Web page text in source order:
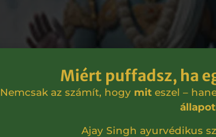
Miért puffadsz, ha
Nemcsak az számít, hogy mit eszel –
Ajay Singh ayurvédikus